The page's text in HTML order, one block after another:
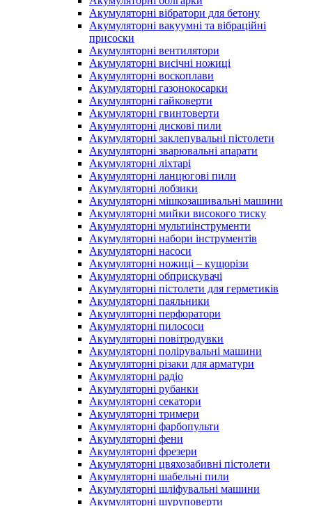
Акумуляторні вібратори для бетону
Акумуляторні вакуумні та вібраційні
присоски
Акумуляторні вентилятори
Акумуляторні висічні ножиці
Акумуляторні воскоплави
Акумуляторні газонокосарки
Акумуляторні гайковерти
Акумуляторні гвинтоверти
Акумуляторні дискові пили
Акумуляторні заклепувальні пістолети
Акумуляторні зварювальні апарати
Акумуляторні ліхтарі
Акумуляторні ланцюгові пили
Акумуляторні лобзики
Акумуляторні мішкозашивальні машини
Акумуляторні мийки високого тиску
Акумуляторні мультиінструменти
Акумуляторні набори інструментів
Акумуляторні насоси
Акумуляторні ножиці – кущорізи
Акумуляторні обприскувачі
Акумуляторні пістолети для герметиків
Акумуляторні паяльники
Акумуляторні перфоратори
Акумуляторні пилососи
Акумуляторні повітродувки
Акумуляторні полірувальні машини
Акумуляторні різаки для арматури
Акумуляторні радіо
Акумуляторні рубанки
Акумуляторні секатори
Акумуляторні тримери
Акумуляторні фарбопульти
Акумуляторні фени
Акумуляторні фрезери
Акумуляторні цвяхозабивні пістолети
Акумуляторні шабельні пили
Акумуляторні шліфувальні машини
Акумуляторні шуруповерти